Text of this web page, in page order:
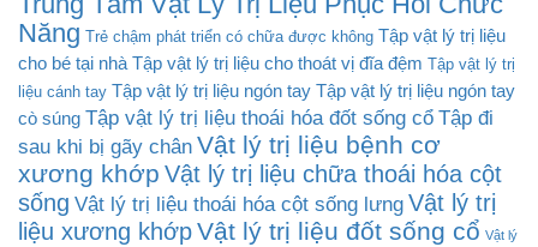
Năng Trẻ chậm phát triển có chữa được không Tập vật lý trị liệu
cho bé tại nhà Tập vật lý trị liệu cho thoát vị đĩa đệm Tập vật lý trị
liệu cánh tay Tập vật lý trị liệu ngón tay Tập vật lý trị liệu ngón tay
cò súng Tập vật lý trị liệu thoái hóa đốt sống cổ Tập đi
sau khi bị gãy chân Vật lý trị liệu bệnh cơ
xương khớp Vật lý trị liệu chữa thoái hóa cột
sống Vật lý trị liệu thoái hóa cột sống lưng Vật lý trị
liệu xương khớpVật lý trị liệu đốt sống cổ Vật lý